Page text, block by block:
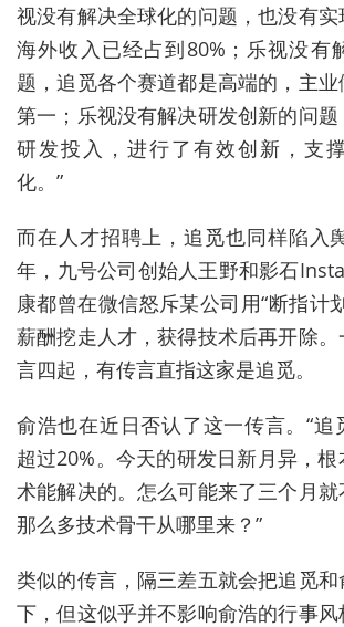
视没有解决全球化的问题，也没有实
海外收入已经占到80%；乐视没有
题，追觅各个赛道都是高端的，主
第一；乐视没有解决研发创新的问
研发投入，进行了有效创新，支
化。”
而在人才招聘上，追觅也同样陷入
年，九号公司创始人王野和影石
康都曾在微信怒斥某公司用“断指计
薪酬挖走人才，获得技术后再开除
言四起，有传言直指这家是追觅。
俞浩也在近日否认了这一传言。“追
超过20%。今天的研发日新月异，
术能解决的。怎么可能来了三个月
那么多技术骨干从哪里来？”
类似的传言，隔三差五就会把追觅
下，但这似乎并不影响俞浩的行事